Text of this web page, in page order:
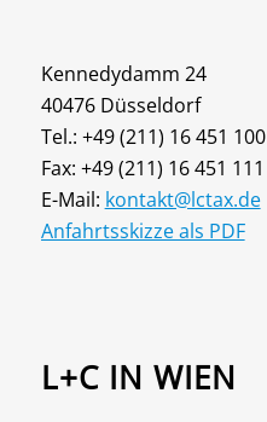
Kennedydamm 24
40476 Düsseldorf
Tel.: +49 (211) 16 451 100
Fax: +49 (211) 16 451 111
E-Mail: kontakt@lctax.de
Anfahrtsskizze als PDF
L+C IN WIEN